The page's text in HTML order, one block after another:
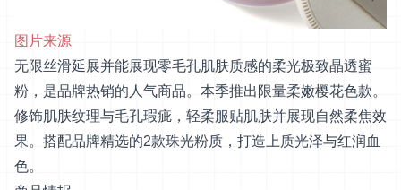
图片来源
无限丝滑延展并能展现零毛孔肌肤质感的柔光极致晶透蜜
粉，是品牌热销的人气商品。本季推出限量柔嫩樱花色款。
修饰肌肤纹理与毛孔瑕疵，轻柔服贴肌肤并展现自然柔焦效
果。搭配品牌精选的2款珠光粉质，打造上质光泽与红润血
色。